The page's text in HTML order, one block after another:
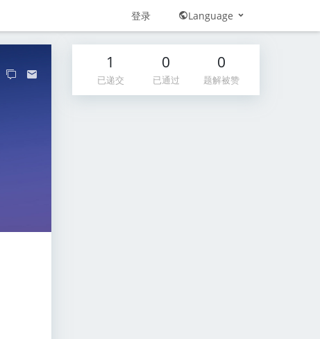
登录 Language
1
已递交
0
已通过
0
题解被赞